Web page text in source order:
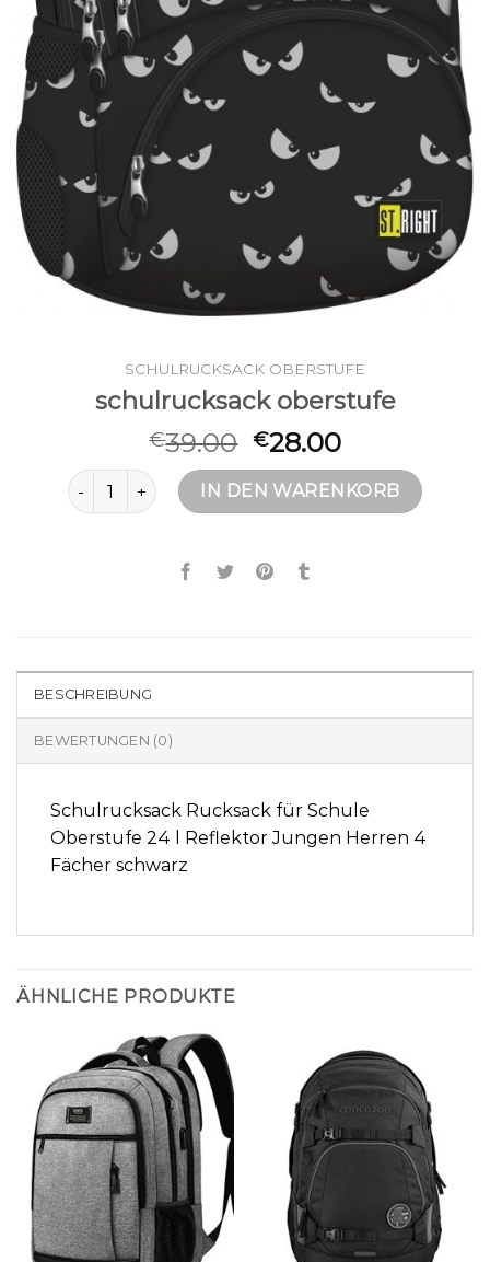
SCHULRUCKSACK OBERSTUFE
schulrucksack oberstufe
€39.00 €28.00
schulrucksack oberstufe Menge
IN DEN WARENKORB
BESCHREIBUNG
BEWERTUNGEN (0)
Schulrucksack Rucksack für Schule
Oberstufe 24 l Reflektor Jungen Herren 4
Fächer schwarz
ÄHNLICHE PRODUKTE